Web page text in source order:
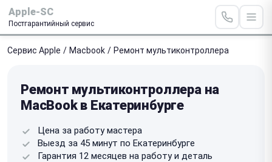
Apple-SC
Постгарантийный сервис
Сервис Apple / Macbook / Ремонт мультиконтроллера
Ремонт мультиконтроллера на
MacBook в Екатеринбурге
Цена за работу мастера
Выезд за 45 минут по Екатеринбурге
Гарантия 12 месяцев на работу и деталь